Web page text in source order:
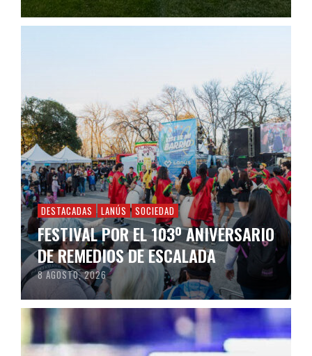
DESTACADAS LANÚS SOCIEDAD
FESTIVAL POR EL 103º ANIVERSARIO
DE REMEDIOS DE ESCALADA
8 AGOSTO, 2026